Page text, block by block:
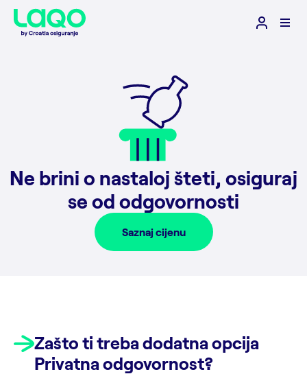
Ne brini o nastaloj šteti, osiguraj
se od odgovornosti
Saznaj cijenu
Zašto ti treba dodatna opcija
Privatna odgovornost?